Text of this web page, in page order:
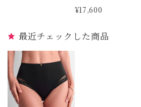
¥17,600
最近チェックした商品